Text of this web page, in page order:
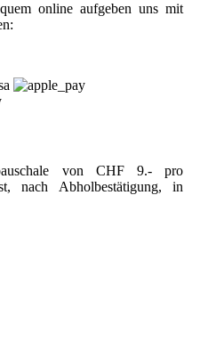
online aufgeben uns mit
von CHF 9.- pro
nach Abholbestätigung, in